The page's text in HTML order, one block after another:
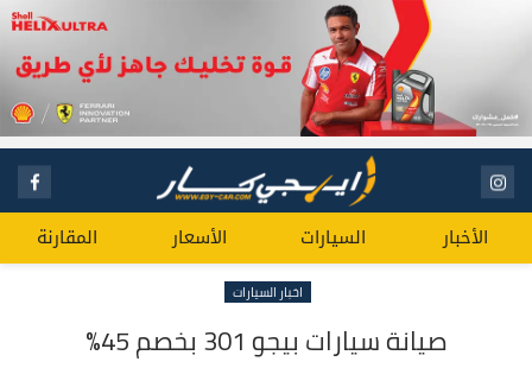
الأخبار السيارات الأسعار المقارنة
اخبار السيارات
صيانة سيارات بيجو 301 بخصم 45%